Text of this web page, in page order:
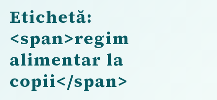
Etichetă:
<span>regim
alimentar la
copii</span>